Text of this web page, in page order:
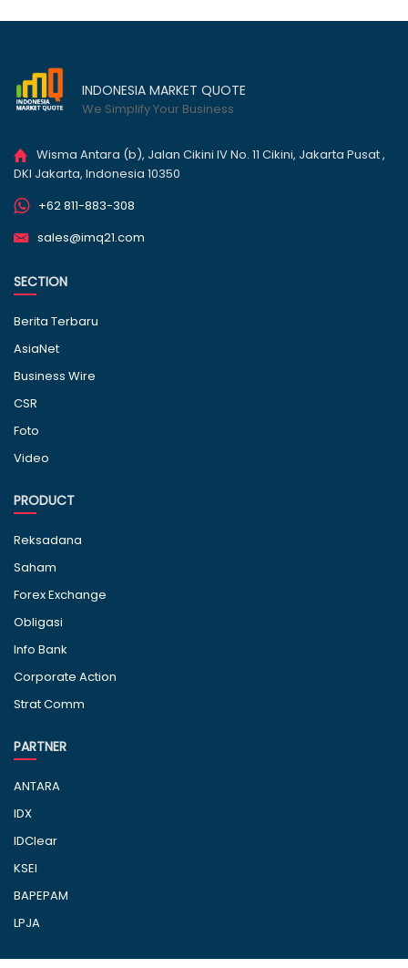
INDONESIA MARKET QUOTE
We Simplify Your Business
Wisma Antara (b), Jalan Cikini IV No. 11 Cikini, Jakarta Pusat ,
DKI Jakarta, Indonesia 10350
+62 811-883-308
sales@imq21.com
SECTION
Berita Terbaru
AsiaNet
Business Wire
CSR
Foto
Video
PRODUCT
Reksadana
Saham
Forex Exchange
Obligasi
Info Bank
Corporate Action
Strat Comm
PARTNER
ANTARA
IDX
IDClear
KSEI
BAPEPAM
LPJA